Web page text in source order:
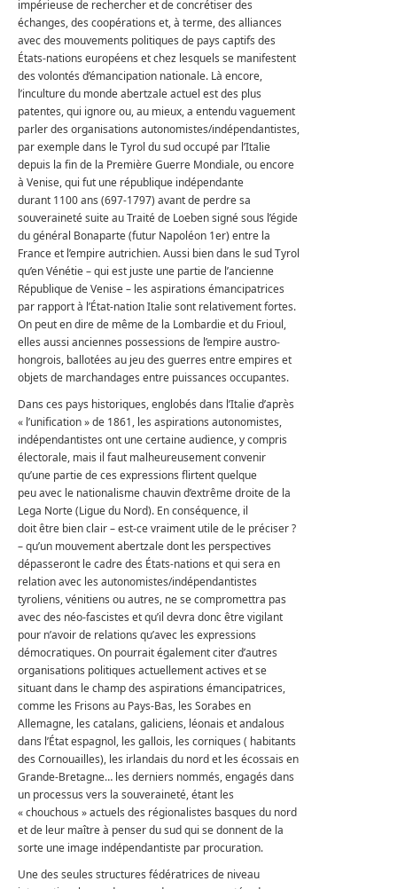
impérieuse de rechercher et de concrétiser des
échanges, des coopérations et, à terme, des alliances
avec des mouvements politiques de pays captifs des
États-nations européens et chez lesquels se manifestent
des volontés d’émancipation nationale. Là encore,
l’inculture du monde abertzale actuel est des plus
patentes, qui ignore ou, au mieux, a entendu vaguement
parler des organisations autonomistes/indépendantistes,
par exemple dans le Tyrol du sud occupé par l’Italie
depuis la fin de la Première Guerre Mondiale, ou encore
à Venise, qui fut une république indépendante
durant 1100 ans (697-1797) avant de perdre sa
souveraineté suite au Traité de Loeben signé sous l’égide
du général Bonaparte (futur Napoléon 1er) entre la
France et l’empire autrichien. Aussi bien dans le sud Tyrol
qu’en Vénétie – qui est juste une partie de l’ancienne
République de Venise – les aspirations émancipatrices
par rapport à l’État-nation Italie sont relativement fortes.
On peut en dire de même de la Lombardie et du Frioul,
elles aussi anciennes possessions de l’empire austro-
hongrois, ballotées au jeu des guerres entre empires et
objets de marchandages entre puissances occupantes.
Dans ces pays historiques, englobés dans l’Italie d’après
« l’unification » de 1861, les aspirations autonomistes,
indépendantistes ont une certaine audience, y compris
électorale, mais il faut malheureusement convenir
qu’une partie de ces expressions flirtent quelque
peu avec le nationalisme chauvin d’extrême droite de la
Lega Norte (Ligue du Nord). En conséquence, il
doit être bien clair – est-ce vraiment utile de le préciser ?
– qu’un mouvement abertzale dont les perspectives
dépasseront le cadre des États-nations et qui sera en
relation avec les autonomistes/indépendantistes
tyroliens, vénitiens ou autres, ne se compromettra pas
avec des néo-fascistes et qu’il devra donc être vigilant
pour n’avoir de relations qu’avec les expressions
démocratiques. On pourrait également citer d’autres
organisations politiques actuellement actives et se
situant dans le champ des aspirations émancipatrices,
comme les Frisons au Pays-Bas, les Sorabes en
Allemagne, les catalans, galiciens, léonais et andalous
dans l’État espagnol, les gallois, les corniques ( habitants
des Cornouailles), les irlandais du nord et les écossais en
Grande-Bretagne… les derniers nommés, engagés dans
un processus vers la souveraineté, étant les
« chouchous » actuels des régionalistes basques du nord
et de leur maître à penser du sud qui se donnent de la
sorte une image indépendantiste par procuration.
Une des seules structures fédératrices de niveau